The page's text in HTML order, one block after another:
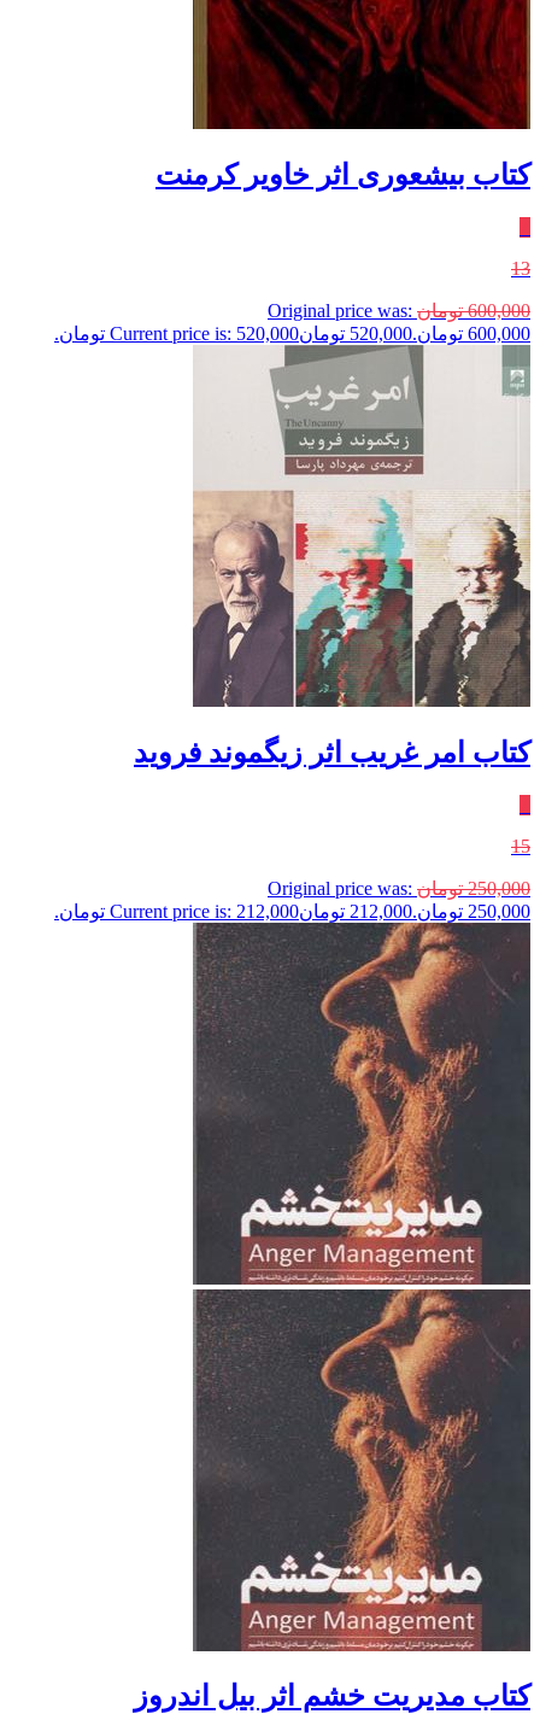
کتاب بیشعوری اثر خاوير كرمنت
13
600,000 تومان Original price was:
600,000 تومان.
520,000 تومانCurrent price is: 520,000 تومان.
کتاب امر غریب اثر زیگموند فروید
15
250,000 تومان Original price was:
250,000 تومان.
212,000 تومانCurrent price is: 212,000 تومان.
کتاب مدیریت خشم اثر بیل اندروز